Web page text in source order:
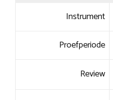
Instrument
Proefperiode
Review